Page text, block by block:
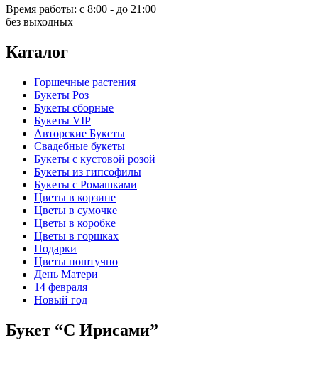
Время работы: с 8:00 - до 21:00
без выходных
Каталог
Горшечные растения
Букеты Роз
Букеты сборные
Букеты VIP
Авторские Букеты
Свадебные букеты
Букеты с кустовой розой
Букеты из гипсофилы
Букеты с Ромашками
Цветы в корзине
Цветы в сумочке
Цветы в коробке
Цветы в горшках
Подарки
Цветы поштучно
День Матери
14 февраля
Новый год
Букет “С Ирисами”